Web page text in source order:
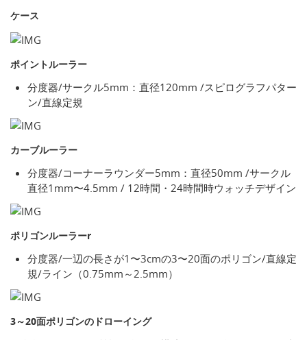
ケース
ポイントルーラー
分度器/サークル5mm：直径120mm /スピログラフパター
ン/直線定規
カーブルーラー
分度器/コーナーラウンダー5mm：直径50mm /サークル
直径1mm〜4.5mm / 12時間・24時間時ウォッチデザイン
ポリゴンルーラーr
分度器/一辺の長さが1〜3cmの3〜20面のポリゴン/直線定
規/ライン（0.75mm～2.5mm）
3～20面ポリゴンのドローイング